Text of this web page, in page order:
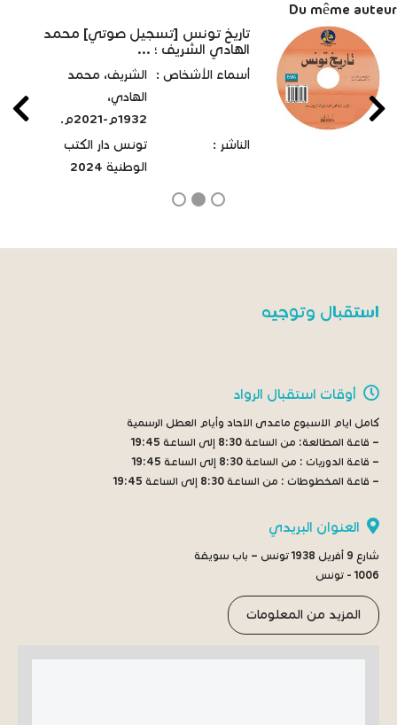
Du même auteur
تاريخ تونس [تسجيل صوتي] محمد
الهادي الشريف ؛ ...
أسماء الأشخاص :
الشريف، محمد
الهادي،
1932م-2021م.
الناشر :
تونس دار الكتب
الوطنية 2024
استقبال وتوجيه
أوقات استقبال الرواد
كامل ايام الاسبوع ماعدى الاحاد وأيام العطل الرسمية
– قاعة المطالعة: من الساعة 8:30 إلى الساعة 19:45
– قاعة الدوريات : من الساعة 8:30 إلى الساعة 19:45
– قاعة المخطوطات : من الساعة 8:30 إلى الساعة 19:45
العنوان البريدي
شارع 9 أفريل 1938 تونس – باب سويقة
1006 - تونس
المزيد من المعلومات